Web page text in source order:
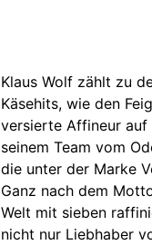
Klaus Wolf zählt zu
Käsehits, wie den
versierte Affineur auf
seinem Team vom
die unter der Marke
Ganz nach dem
Welt mit sieben
nicht nur Liebhaber